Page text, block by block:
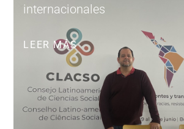
internacionales
LEER MÁS